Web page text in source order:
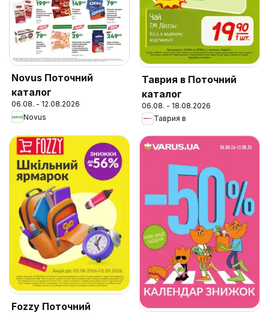
Novus Поточний
каталог
06.08. - 12.08.2026
Novus
Таврия в Поточний
каталог
06.08. - 18.08.2026
Таврия в
Fozzy Поточний